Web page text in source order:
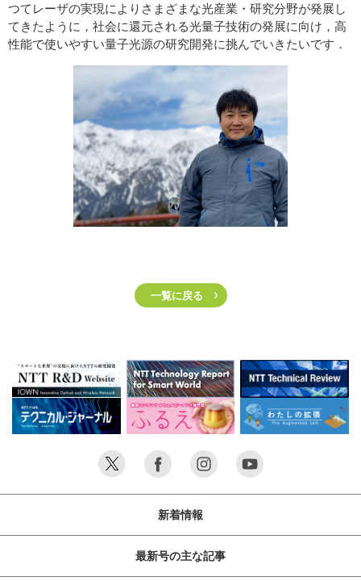
つてレーザの実現によりさまざまな光産業・研究分野が発展し
てきたように，社会に還元される光量子技術の発展に向け，高
性能で使いやすい量子光源の研究開発に挑んでいきたいです．
一覧に戻る
新着情報
最新号の主な記事